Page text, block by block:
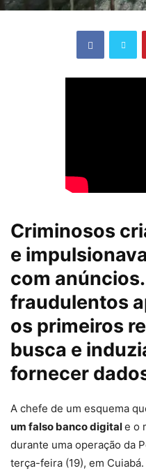
Criminosos
e
com
fraudulentos
os primeiros
busca e
fornecer
A chefe de um esquema
um falso banco digitale o
durante uma operação da
terça-feira (19), em